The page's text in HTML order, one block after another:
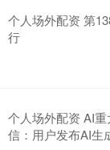
个人场外配资 第
行
个人场外配资 AI
信：用户发布AI生